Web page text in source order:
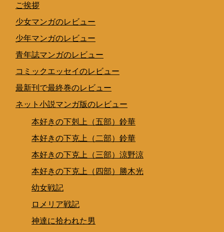
ご挨拶
少女マンガのレビュー
少年マンガのレビュー
青年誌マンガのレビュー
コミックエッセイのレビュー
最新刊で最終巻のレビュー
ネット小説マンガ版のレビュー
本好きの下剋上（五部）鈴華
本好きの下克上（二部）鈴華
本好きの下克上（三部）涼野涼
本好きの下克上（四部）勝木光
幼女戦記
ロメリア戦記
神達に拾われた男